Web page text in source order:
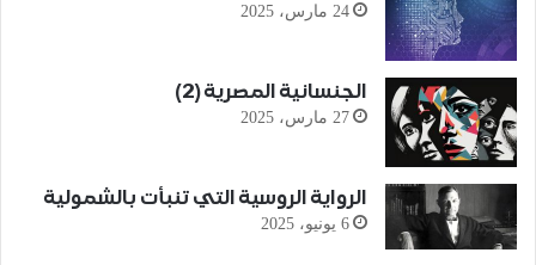
24 مارس، 2025
الجنسانية المصرية (2)
27 مارس، 2025
الرواية الروسية التي تنبأت بالشمولية
6 يونيو، 2025